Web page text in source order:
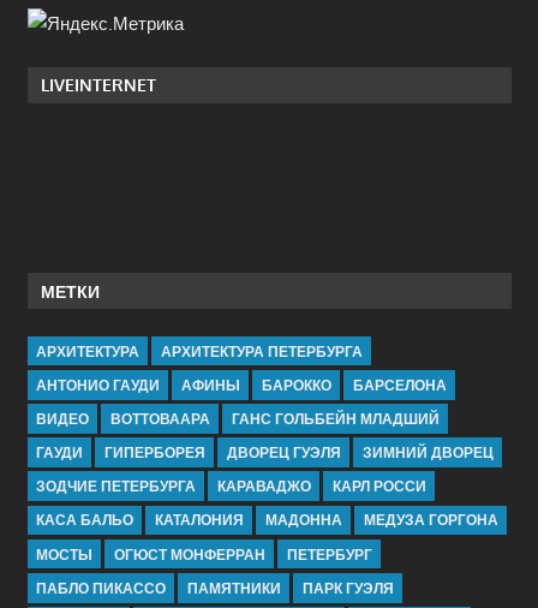
LIVEINTERNET
МЕТКИ
АРХИТЕКТУРА
АРХИТЕКТУРА ПЕТЕРБУРГА
АНТОНИО ГАУДИ
АФИНЫ БАРОККО
БАРСЕЛОНА
ВИДЕО
ВОТТОВААРА
ГАНС ГОЛЬБЕЙН МЛАДШИЙ
ГАУДИ
ГИПЕРБОРЕЯ ДВОРЕЦ ГУЭЛЯ
ЗИМНИЙ ДВОРЕЦ
ЗОДЧИЕ ПЕТЕРБУРГА
КАРАВАДЖО
КАРЛ РОССИ
КАСА БАЛЬО
КАТАЛОНИЯ МАДОННА
МЕДУЗА ГОРГОНА
МОСТЫ
ОГЮСТ МОНФЕРРАН
ПЕТЕРБУРГ
ПАБЛО ПИКАССО
ПАМЯТНИКИ ПАРК ГУЭЛЯ